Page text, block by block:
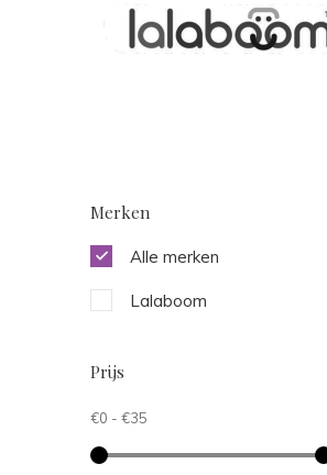
Merken
Alle merken
Lalaboom
Prijs
€0 - €35